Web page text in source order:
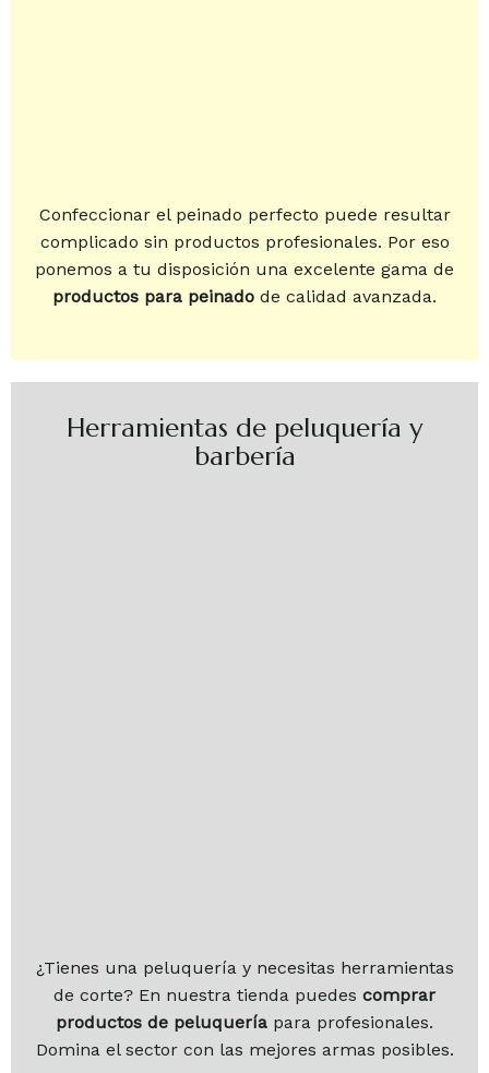
Confeccionar el peinado perfecto puede resultar
complicado sin productos profesionales. Por eso
ponemos a tu disposición una excelente gama de
productos para peinado de calidad avanzada.
Herramientas de peluquería y
barbería
¿Tienes una peluquería y necesitas herramientas
de corte? En nuestra tienda puedes comprar
productos de peluquería para profesionales.
Domina el sector con las mejores armas posibles.